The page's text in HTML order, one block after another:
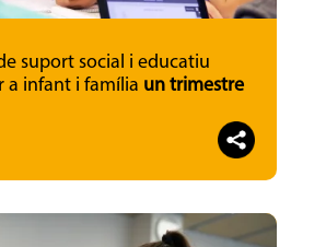
suport social i educatiu
a infant i família un trimestre